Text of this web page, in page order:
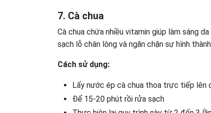
7. Cà chua
Cà chua chứa nhiều vitamin giúp làm sáng
sạch lỗ chân lông và ngăn chặn sự hình
Cách sử dụng:
Lấy nước ép cà chua thoa trực tiếp lên
Để 15-20 phút rồi rửa sạch